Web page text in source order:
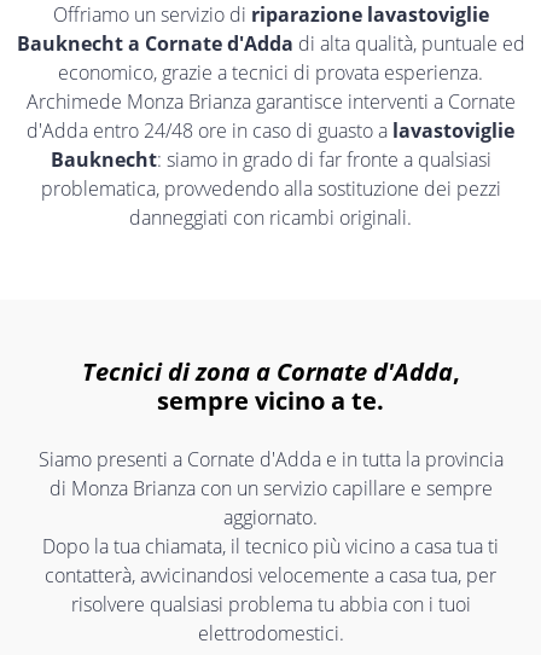
Offriamo un servizio di riparazione lavastoviglie
Bauknecht a Cornate d'Adda di alta qualità, puntuale ed
economico, grazie a tecnici di provata esperienza.
Archimede Monza Brianza garantisce interventi a Cornate
d'Adda entro 24/48 ore in caso di guasto a lavastoviglie
Bauknecht: siamo in grado di far fronte a qualsiasi
problematica, provvedendo alla sostituzione dei pezzi
danneggiati con ricambi originali.
Tecnici di zona a Cornate d'Adda,
sempre vicino a te.
Siamo presenti a Cornate d'Adda e in tutta la provincia
di Monza Brianza con un servizio capillare e sempre
aggiornato.
Dopo la tua chiamata, il tecnico più vicino a casa tua ti
contatterà, avvicinandosi velocemente a casa tua, per
risolvere qualsiasi problema tu abbia con i tuoi
elettrodomestici.